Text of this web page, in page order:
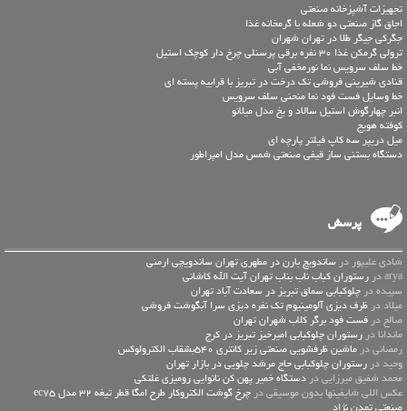
تجهیزات آشپزخانه صنعتی
اجاق گاز صنعتی دو شعله با گرمخانه غذا
جگرکی جیگر طلا در تهران شهران
ترولی گرمکن غذا 30 نفره برقی پرسنلی چرخ دار کوچک استیل
خط سلف سرويس نما نورمخفي آبي
قنادی شیرینی فروشی تک درخت در تبریز با قرابیه پسته ای
خط وسایل فست فود نما منحنی سلف سرویس
انبر چهارگوش استیل سالاد و یخ مدل میلانو
کوفته هویج
میل دریپر سه کاپ فیلتر پارچه ای
دستگاه بستنی ساز قیفی صنعتی شمس مدل امپراطور
پرسش
شادی علیپور در ساندویچ بارن در مطهری تهران ساندویچی ارمنی
arya در
رستوران کباب ناب بناب تهران آیت الله کاشانی
سپیده در چلوکبابی سماق تبریز در سعادت آباد تهران
میلاد در ظرف دیزی آلومینیوم تک نفره دیزی سرا آبگوشت فروشی
صالح در فست فود برگر کلاب شهران تهران
ماندانا در رستوران چلوکبابی امیرخیز تبریز در کرج
رمضانی در ماشین ظرفشویی صنعتی زیر کانتری 540بشقاب الکترولوکس
وحید در رستوران چلوکبابی حاج مرشد چلویی در بازار تهران
محمد شفیق میرزایی در دستگاه خمیر پهن کن نانوایی رومیزی غلتکی
عكس اللي شايفينها بدون موسيقى در
چرخ گوشت الکتروکار طرح امگا قطر تیغه 32 مدل ec75
صنعتی تمدن نژاد